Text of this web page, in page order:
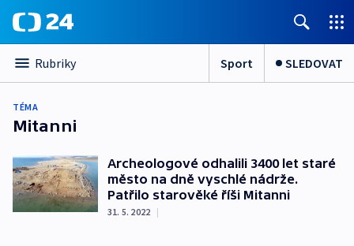
Rubriky Sport SLEDOVAT
TÉMA
Mitanni
Archeologové odhalili 3400 let staré
město na dně vyschlé nádrže.
Patřilo starověké říši Mitanni
31. 5. 2022 |